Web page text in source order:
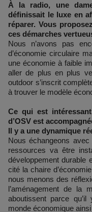
À la radio, une
définissait le luxe en
réparer. Vous
ces démarches
Nous n’avons pas
d’économie circulaire
une économie à faible
aller de plus en plus
outdoor s’inscrit
à trouver le modèle
Ce qui est
d’OSV est
Il y a une dynamique
Nous échangeons
ressources va être
développement durable
cité la chaire
nous menons des
l’aménagement de la
aboutissent parce
monde économique